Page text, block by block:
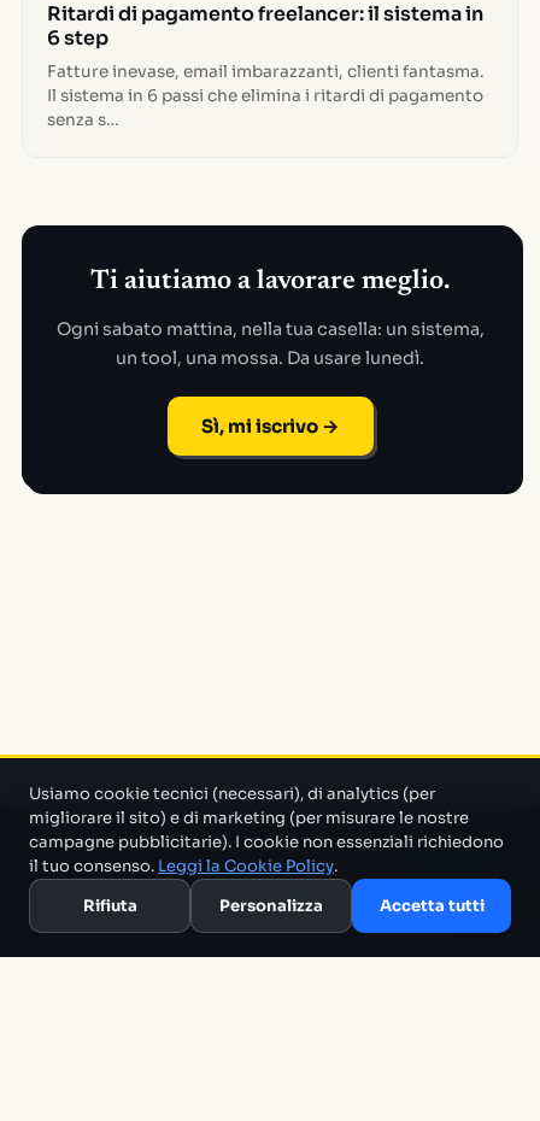
Ritardi di pagamento freelancer: il sistema in
6 step
Fatture inevase, email imbarazzanti, clienti fantasma.
Il sistema in 6 passi che elimina i ritardi di pagamento
senza s…
Ti aiutiamo a lavorare meglio.
Ogni sabato mattina, nella tua casella: un sistema,
un tool, una mossa. Da usare lunedì.
Sì, mi iscrivo →
Un progetto di Marco Monty Montemagno
che cerca in mezzo al casino e ti porta solo quello che serve.
Glossario
Usiamo cookie tecnici (necessari), di analytics (per
migliorare il sito) e di marketing (per misurare le nostre
campagne pubblicitarie). I cookie non essenziali richiedono
il tuo consenso. Leggi la Cookie Policy.
Rifiuta
Personalizza Accetta tutti